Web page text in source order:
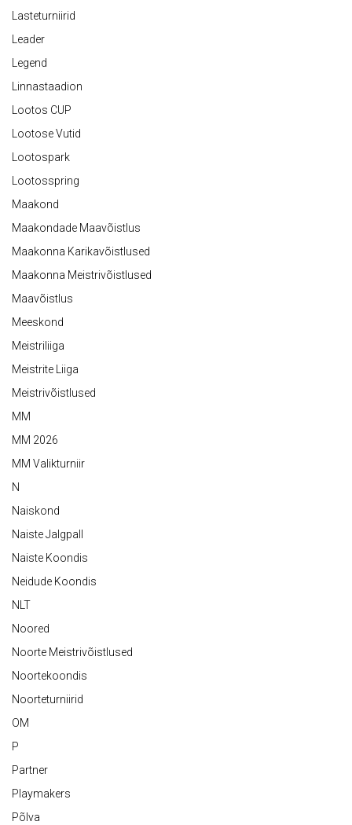
Lasteturniirid
Leader
Legend
Linnastaadion
Lootos CUP
Lootose Vutid
Lootospark
Lootosspring
Maakond
Maakondade Maavõistlus
Maakonna Karikavõistlused
Maakonna Meistrivõistlused
Maavõistlus
Meeskond
Meistriliiga
Meistrite Liiga
Meistrivõistlused
MM
MM 2026
MM Valikturniir
N
Naiskond
Naiste Jalgpall
Naiste Koondis
Neidude Koondis
NLT
Noored
Noorte Meistrivõistlused
Noortekoondis
Noorteturniirid
OM
P
Partner
Playmakers
Põlva